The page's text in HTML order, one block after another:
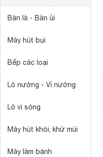
Bàn là - Bàn ủi
Máy hút bụi
Bếp các loại
Lò nướng - Vỉ nướng
Lò vi sóng
Máy hút khói, khử mùi
Máy làm bánh